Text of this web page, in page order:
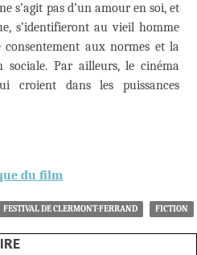
s’agit pas d’un amour en soi, et
s’identifieront au vieil homme
aux normes et la
sociale. Par ailleurs, le cinéma
croient dans les puissances
du film
FESTIVAL DE CLERMONT-FERRAND FICTION